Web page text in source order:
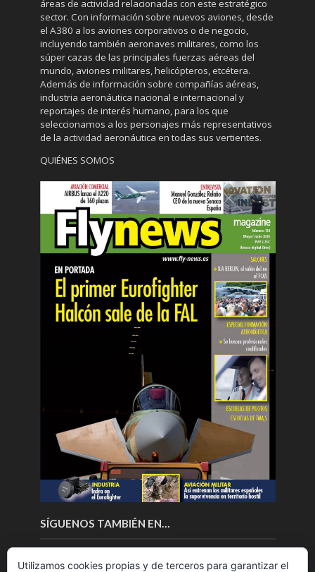
áreas de actividad relacionadas con este estratégico
sector. Con información sobre nuevos aviones, desde
el A380 a los aviones corporativos o de negocio,
incluyendo también aeronaves militares, como los
súper cazas de las principales fuerzas aéreas del
mundo, aviones militares, helicópteros, etcétera.
Además de información sobre compañías aéreas,
industria aeronáutica nacional e internacional y
reportajes de interés humano, para los que
seleccionamos a los personajes más representativos
de la actividad aeronáutica en todas sus vertientes.
QUIÉNES SOMOS
SÍGUENOS TAMBIÉN EN…
Utilizamos cookies propias y de terceros para garantizar el